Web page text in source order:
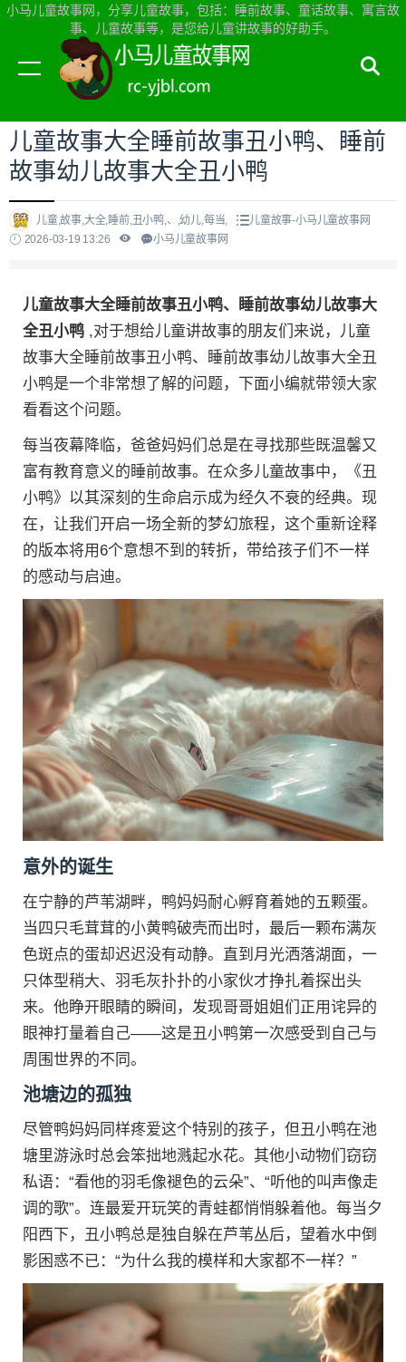
小马儿童故事网，分享儿童故事，包括：睡前故事、童话故事、寓言故
事、儿童故事等，是您给儿童讲故事的好助手。
当前位置：小马儿童故事网首页>儿童故事
儿童故事大全睡前故事丑小鸭、睡前
故事幼儿故事大全丑小鸭
儿童,故事,大全,睡前,丑小鸭,、,幼儿,每当,
儿童故事-小马儿童故事网
2026-03-19 13:26
小马儿童故事网
儿童故事大全睡前故事丑小鸭、睡前故事幼儿故事大
全丑小鸭 ,对于想给儿童讲故事的朋友们来说，儿童
故事大全睡前故事丑小鸭、睡前故事幼儿故事大全丑
小鸭是一个非常想了解的问题，下面小编就带领大家
看看这个问题。
每当夜幕降临，爸爸妈妈们总是在寻找那些既温馨又
富有教育意义的睡前故事。在众多儿童故事中，《丑
小鸭》以其深刻的生命启示成为经久不衰的经典。现
在，让我们开启一场全新的梦幻旅程，这个重新诠释
的版本将用6个意想不到的转折，带给孩子们不一样
的感动与启迪。
意外的诞生
在宁静的芦苇湖畔，鸭妈妈耐心孵育着她的五颗蛋。
当四只毛茸茸的小黄鸭破壳而出时，最后一颗布满灰
色斑点的蛋却迟迟没有动静。直到月光洒落湖面，一
只体型稍大、羽毛灰扑扑的小家伙才挣扎着探出头
来。他睁开眼睛的瞬间，发现哥哥姐姐们正用诧异的
眼神打量着自己——这是丑小鸭第一次感受到自己与
周围世界的不同。
池塘边的孤独
尽管鸭妈妈同样疼爱这个特别的孩子，但丑小鸭在池
塘里游泳时总会笨拙地溅起水花。其他小动物们窃窃
私语：“看他的羽毛像褪色的云朵”、“听他的叫声像走
调的歌”。连最爱开玩笑的青蛙都悄悄躲着他。每当夕
阳西下，丑小鸭总是独自躲在芦苇丛后，望着水中倒
影困惑不已：“为什么我的模样和大家都不一样？”